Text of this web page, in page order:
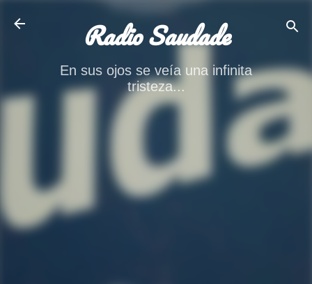
Radio Saudade
En sus ojos se veía una infinita
tristeza...